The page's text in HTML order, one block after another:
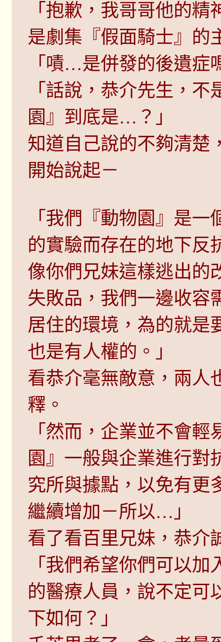
「抱歉，我哥哥他的
是劇集『假面騎士』的
「嘖…是併發的後遺症
「話說，恭介先生，
園』到底是…？」
知道自己說的不夠清楚
開始說起－
「我們『動物園』是
的實驗而存在的地下反
像你們兄妹這樣逃出的
失敗品，我們一邊收容
居住的環境，為的就
也是有人權的。」
看恭介毫無敵意，兩人
釋。
「然而，企業並不會
園』一般與企業進行對
究所與據點，以免有更
繼續增加－所以…」
看了看百里兄妹，恭介
「我們希望你們可以
的醫療人員，說不定可
下如何？」